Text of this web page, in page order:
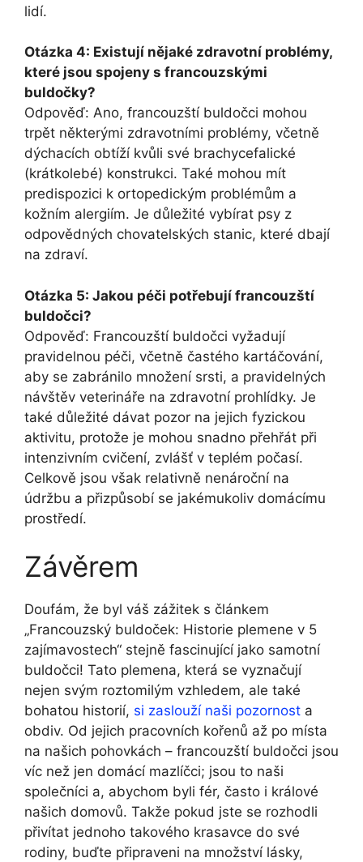
lidí.
Otázka 4: Existují nějaké zdravotní problémy,
které jsou spojeny s francouzskými
buldočky?
Odpověď: Ano, francouzští buldočci mohou
trpět některými zdravotními problémy, včetně
dýchacích obtíží kvůli⁣ své brachycefalické
(krátkolebé) konstrukci. Také ‌mohou mít
predispozici​ k ortopedickým problémům a
kožním alergiím. Je důležité vybírat ⁣psy z
odpovědných chovatelských stanic, které dbají
na zdraví.
Otázka 5:‍ Jakou péči potřebují francouzští
buldočci?
Odpověď: Francouzští buldočci vyžadují
pravidelnou péči, včetně častého kartáčování,
aby se‍ zabránilo množení‍ srsti, a​ pravidelných
návštěv veterináře na​ zdravotní prohlídky.⁣ Je
také důležité dávat pozor na jejich fyzickou
‌aktivitu, protože je mohou snadno přehřát při
intenzivním cvičení, zvlášť⁤ v teplém počasí.
Celkově jsou však relativně nenároční na
údržbu a ‍přizpůsobí se jakémukoliv domácímu
prostředí.
Závěrem
Doufám, ‍že‍ byl váš zážitek‍ s⁣ článkem
„Francouzský buldoček: Historie plemene v ⁤5
zajímavostech“‌ stejně fascinující jako samotní
⁣buldočci! Tato plemena, která se vyznačují
nejen svým roztomilým vzhledem,⁣ ale také
bohatou​ historií, si zaslouží naši pozornost a
⁤obdiv. Od jejich pracovních kořenů až ​po ​místa
na ⁢našich pohovkách – francouzští buldočci jsou
víc ⁣než jen domácí mazlíčci; jsou to ⁣naši
společníci a, abychom byli fér, často ‌i králové
našich domovů. Takže ‍pokud​ jste se rozhodli
přivítat jednoho takového krasavce⁣ do své
rodiny, buďte připraveni na⁣ množství lásky,